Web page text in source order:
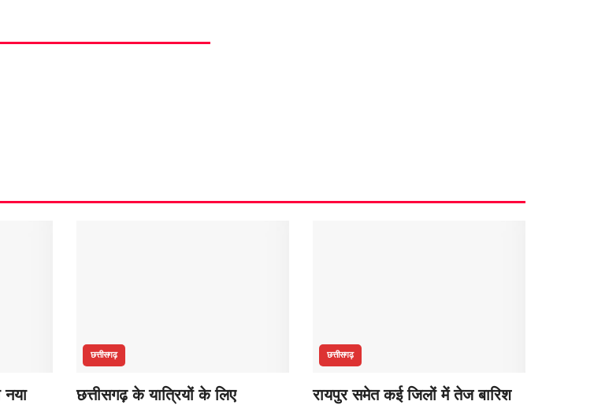
नया
छत्तीसगढ़
छत्तीसगढ़ के यात्रियों के लिए
छत्तीसगढ़
रायपुर समेत कई जिलों में तेज बारिश